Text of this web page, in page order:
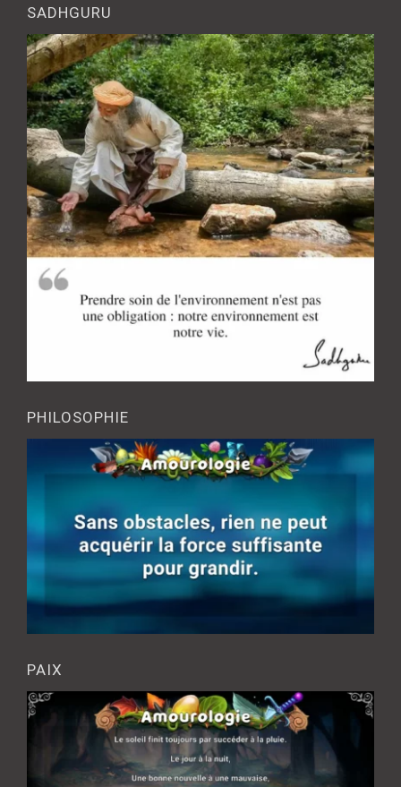
SADHGURU
PHILOSOPHIE
PAIX